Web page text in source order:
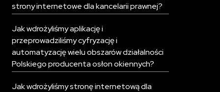
strony internetowe dla kancelarii prawnej?
Jak wdrożyliśmy aplikację i
przeprowadziliśmy cyfryzację i
automatyzację wielu obszarów działalności
Polskiego producenta osłon okiennych?
Jak wdrożyliśmy stronę internetową dla